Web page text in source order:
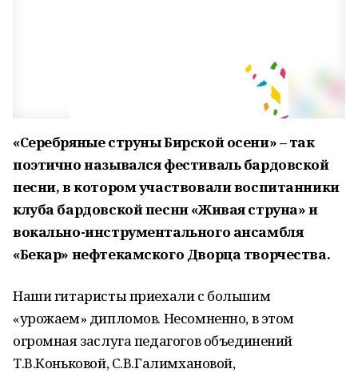
«Серебряные струны Бирской осени» – так
поэтично назывался фестиваль бардовской
песни, в котором участвовали воспитанники
клуба бардовской песни «Живая струна» и
вокально-инструментального ансамбля
«Бекар» нефтекамского Дворца творчества.
Наши гитаристы приехали с большим
«урожаем» дипломов. Несомненно, в этом
огромная заслуга педагогов объединений
Т.В.Коньковой, С.В.Галимхановой,